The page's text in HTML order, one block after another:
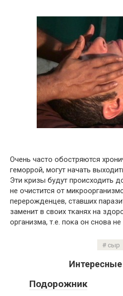
Очень часто обостряются
геморрой, могут начать
Эти кризы будут происходить
не очистится от
перерожденцев, ставших
заменит в своих тканях на
организма, т.е. пока он снова
сыр
Интересные
Подорожник